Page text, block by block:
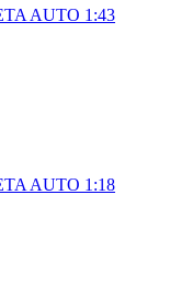
AUTO 1:43
AUTO 1:18